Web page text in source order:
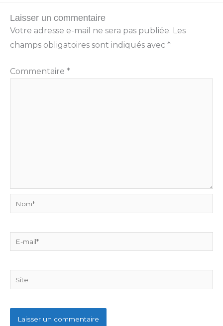
Laisser un commentaire
Votre adresse e-mail ne sera pas publiée. Les
champs obligatoires sont indiqués avec *
Commentaire *
Nom*
E-
mail*
Site